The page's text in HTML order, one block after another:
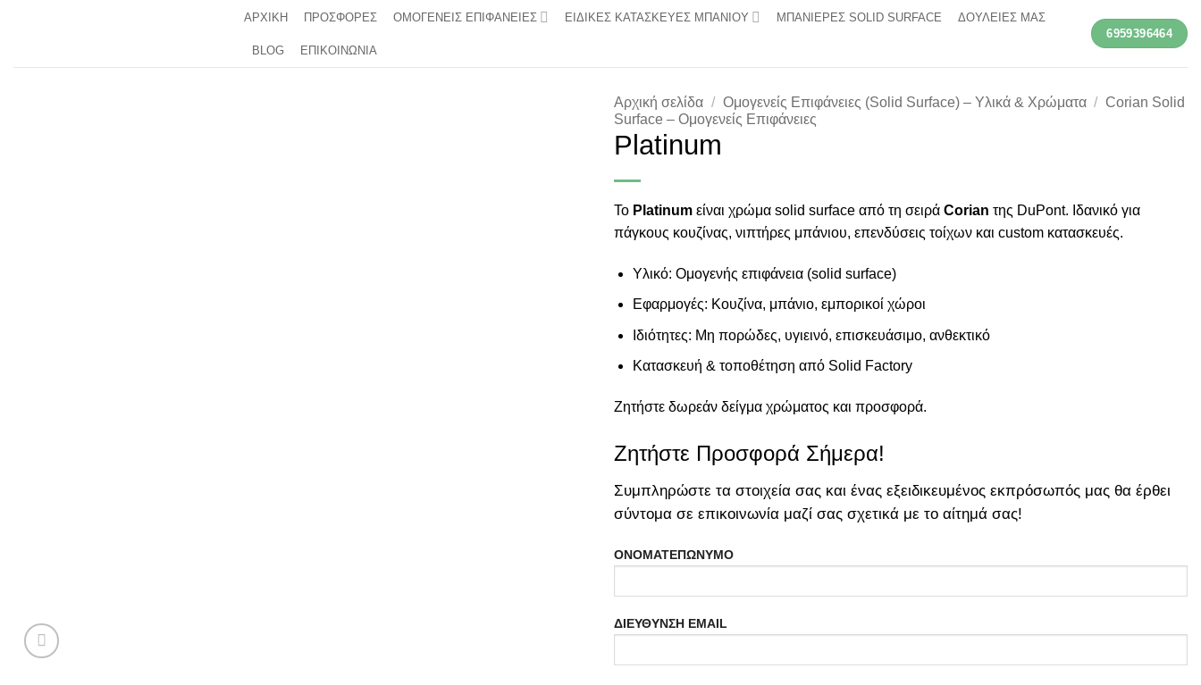
ΑΡΧΙΚΗ ΠΡΟΣΦΟΡΕΣ ΟΜΟΓΕΝΕΙΣ ΕΠΙΦΑΝΕΙΕΣ ΕΙΔΙΚΕΣ ΚΑΤΑΣΚΕΥΕΣ ΜΠΑΝΙΟΥ ΜΠΑΝΙΕΡΕΣ SOLID SURFACE ΔΟΥΛΕΙΕΣ ΜΑΣ
BLOG ΕΠΙΚΟΙΝΩΝΙΑ
6959396464
Αρχική σελίδα / Ομογενείς Επιφάνειες (Solid Surface) – Υλικά & Χρώματα / Corian Solid
Surface – Ομογενείς Επιφάνειες
Platinum
Το Platinum είναι χρώμα solid surface από τη σειρά Corian της DuPont. Ιδανικό για
πάγκους κουζίνας, νιπτήρες μπάνιου, επενδύσεις τοίχων και custom κατασκευές.
Υλικό: Ομογενής επιφάνεια (solid surface)
Εφαρμογές: Κουζίνα, μπάνιο, εμπορικοί χώροι
Ιδιότητες: Μη πορώδες, υγιεινό, επισκευάσιμο, ανθεκτικό
Κατασκευή & τοποθέτηση από Solid Factory
Ζητήστε δωρεάν δείγμα χρώματος και προσφορά.
Ζητήστε Προσφορά Σήμερα!
Συμπληρώστε τα στοιχεία σας και ένας εξειδικευμένος εκπρόσωπός μας θα έρθει
σύντομα σε επικοινωνία μαζί σας σχετικά με το αίτημά σας!
ΟΝΟΜΑΤΕΠΩΝΥΜΟ
ΔΙΕΥΘΥΝΣΗ EMAIL